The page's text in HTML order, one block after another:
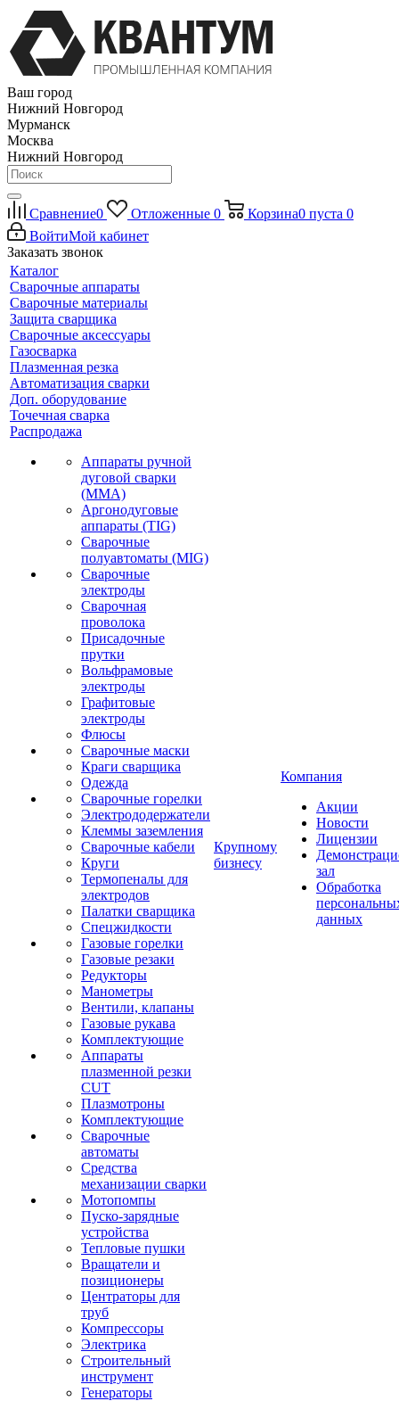
Ваш город
Нижний Новгород
Мурманск
Москва
Нижний Новгород
Сравнение0 Отложенные 0 Корзина0 пуста 0
ВойтиМой кабинет
Заказать звонок
Каталог
Сварочные аппараты
Сварочные материалы
Защита сварщика
Сварочные аксессуары
Газосварка
Плазменная резка
Автоматизация сварки
Доп. оборудование
Точечная сварка
Распродажа
Аппараты ручной
дуговой сварки
(MMA)
Аргонодуговые
аппараты (TIG)
Сварочные
полуавтоматы (MIG)
Сварочные
электроды
Сварочная
проволока
Присадочные
прутки
Вольфрамовые
электроды
Графитовые
электроды
Флюсы
Сварочные маски
Краги сварщика
Одежда
Сварочные горелки
Электрододержатели
Клеммы заземления
Сварочные кабели
Круги
Термопеналы для
электродов
Палатки сварщика
Спецжидкости
Газовые горелки
Газовые резаки
Редукторы
Манометры
Вентили, клапаны
Газовые рукава
Комплектующие
Аппараты
плазменной резки
CUT
Плазмотроны
Комплектующие
Сварочные
автоматы
Средства
механизации сварки
Мотопомпы
Пуско-зарядные
устройства
Тепловые пушки
Вращатели и
позиционеры
Центраторы для
труб
Компрессоры
Электрика
Строительный
инструмент
Генераторы
Крупному
бизнесу
Компания
Акции
Новости
Лицензии
зал
Обработка
данных